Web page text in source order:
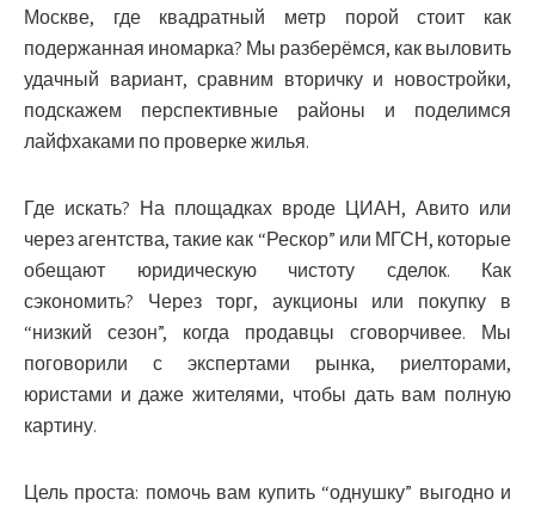
Москве, где квадратный метр порой стоит как
подержанная иномарка? Мы разберёмся, как выловить
удачный вариант, сравним вторичку и новостройки,
подскажем перспективные районы и поделимся
лайфхаками по проверке жилья.
Где искать? На площадках вроде ЦИАН, Авито или
через агентства, такие как “Рескор” или МГСН, которые
обещают юридическую чистоту сделок. Как
сэкономить? Через торг, аукционы или покупку в
“низкий сезон”, когда продавцы сговорчивее. Мы
поговорили с экспертами рынка, риелторами,
юристами и даже жителями, чтобы дать вам полную
картину.
Цель проста: помочь вам купить “однушку” выгодно и